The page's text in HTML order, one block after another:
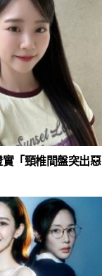
「頸椎間盤突出惡